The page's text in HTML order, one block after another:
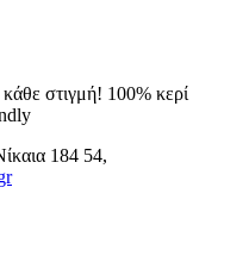
κάθε στιγμή! 100% κερί
184 54,